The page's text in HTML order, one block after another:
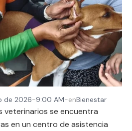
de 2026-9:00 AM-enBienestar
veterinarios se encuentra
en un centro de asistencia